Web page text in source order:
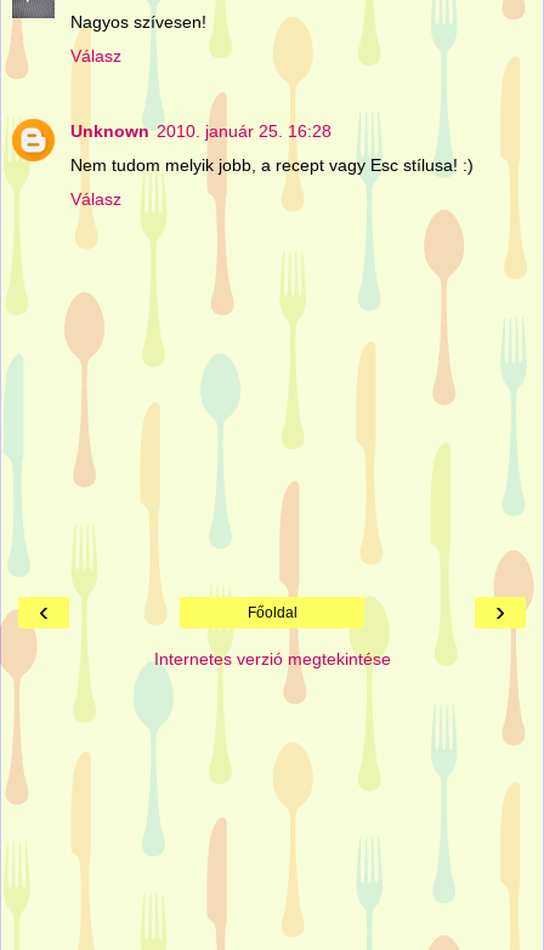
Nagyos szívesen!
Válasz
Unknown 2010. január 25. 16:28
Nem tudom melyik jobb, a recept vagy Esc stílusa! :)
Válasz
‹ ›
Főoldal
Internetes verzió megtekintése